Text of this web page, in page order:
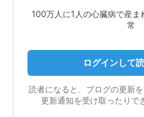
100万人に1人の心臓病で産ま
常
ログインして
読者になると、ブログの更新
更新通知を受け取ったりで